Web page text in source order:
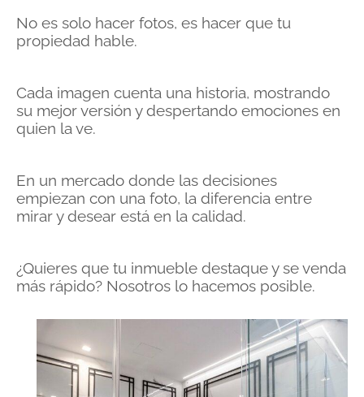
No es solo hacer fotos, es hacer que tu
propiedad hable.
Cada imagen cuenta una historia, mostrando
su mejor versión y despertando emociones en
quien la ve.
En un mercado donde las decisiones
empiezan con una foto, la diferencia entre
mirar y desear está en la calidad.
¿Quieres que tu inmueble destaque y se venda
más rápido? Nosotros lo hacemos posible.